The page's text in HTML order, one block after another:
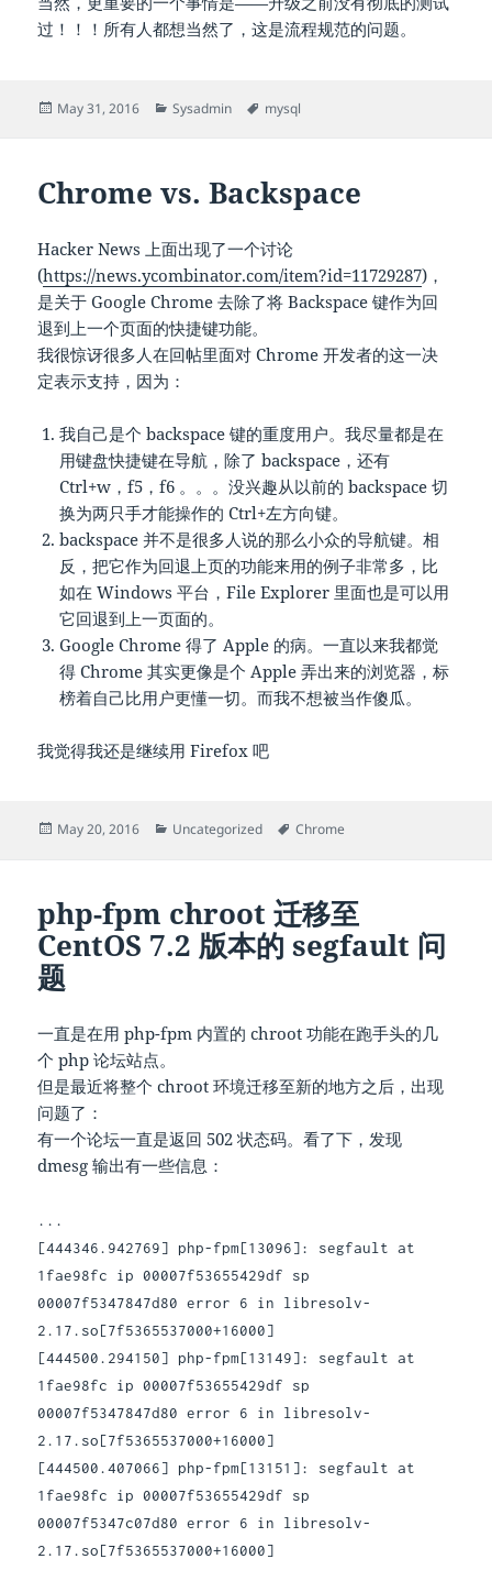
过！！！所有人都想当然了，这是流程规范的问题。
Posted
May 31, 2016 Categories
Sysadmin Tags
mysql
Chrome vs. Backspace
Hacker News 上面出现了一个讨论
(https://news.ycombinator.com/item?id=11729287)，
是关于 Google Chrome 去除了将 Backspace 键作为回
退到上一个页面的快捷键功能。
我很惊讶很多人在回帖里面对 Chrome 开发者的这一决
定表示支持，因为：
我自己是个 backspace 键的重度用户。我尽量都是在
用键盘快捷键在导航，除了 backspace，还有
Ctrl+w，f5，f6 。。。没兴趣从以前的 backspace 切
换为两只手才能操作的 Ctrl+左方向键。
backspace 并不是很多人说的那么小众的导航键。相
反，把它作为回退上页的功能来用的例子非常多，比
如在 Windows 平台，File Explorer 里面也是可以用
它回退到上一页面的。
Google Chrome 得了 Apple 的病。一直以来我都觉
得 Chrome 其实更像是个 Apple 弄出来的浏览器，标
榜着自己比用户更懂一切。而我不想被当作傻瓜。
我觉得我还是继续用 Firefox 吧
Posted
May 20, 2016 Categories
Uncategorized Tags
Chrome
php-fpm chroot 迁移至
CentOS 7.2 版本的 segfault 问
题
一直是在用 php-fpm 内置的 chroot 功能在跑手头的几
个 php 论坛站点。
但是最近将整个 chroot 环境迁移至新的地方之后，出现
问题了：
有一个论坛一直是返回 502 状态码。看了下，发现
dmesg 输出有一些信息：
...
[444346.942769] php-fpm[13096]: segfault at
1fae98fc ip 00007f53655429df sp
00007f5347847d80 error 6 in libresolv-
2.17.so[7f5365537000+16000]
[444500.294150] php-fpm[13149]: segfault at
1fae98fc ip 00007f53655429df sp
00007f5347847d80 error 6 in libresolv-
2.17.so[7f5365537000+16000]
[444500.407066] php-fpm[13151]: segfault at
1fae98fc ip 00007f53655429df sp
00007f5347c07d80 error 6 in libresolv-
2.17.so[7f5365537000+16000]